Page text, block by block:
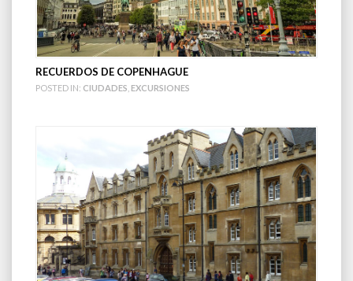
RECUERDOS DE COPENHAGUE
POSTED IN: CIUDADES EXCURSIONES